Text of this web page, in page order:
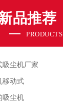
品推荐
PRODUCTS
吸尘机厂家
移动式
吸尘机